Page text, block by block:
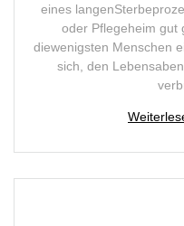
eines
oder Pflegeheim gut
diewenigsten Menschen
sich, den